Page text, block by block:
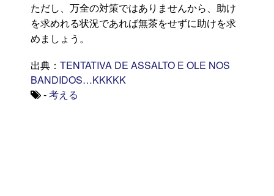
ただし、万全の対策ではありませんから、助け
を求めれる状況であれば無茶をせずに助けを求
めましょう。
出典： TENTATIVA DE ASSALTO E OLE NOS
BANDIDOS…KKKKK
-考える